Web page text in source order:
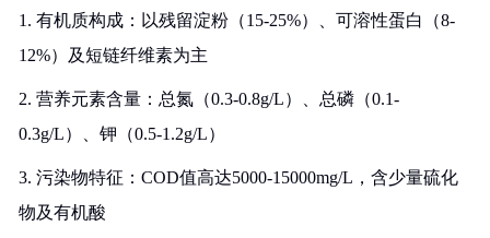
1. 有机质构成：以残留淀粉（15-25%）、可溶性蛋白（8-
12%）及短链纤维素为主
2. 营养元素含量：总氮（0.3-0.8g/L）、总磷（0.1-
0.3g/L）、钾（0.5-1.2g/L）
3. 污染物特征：COD值高达5000-15000mg/L，含少量硫化
物及有机酸